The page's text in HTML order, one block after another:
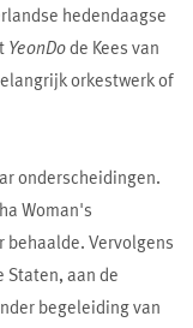
hedendaagse
YeonDode Kees van
orkestwerk of
onderscheidingen.
Woman's
behaalde. Vervolgens
Staten, aan de
begeleiding van